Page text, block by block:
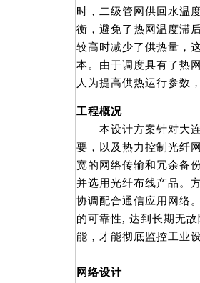
时，二级管网供回水温
衡，避免了热网温度滞
较高时减少了供热量，
本。由于调度具有了热
人为提高供热运行参数
工程概况
本设计方案针对大连
要，以及热力控制光纤
宽的网络传输和冗余备
并选用光纤布线产品。
协调配合通信应用网络
的可靠性, 达到长期无
能，才能彻底监控工业
网络设计